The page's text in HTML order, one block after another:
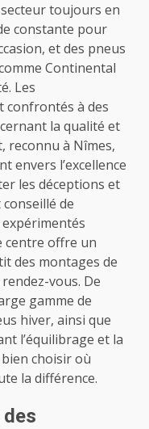
toujours en
constante pour
et des pneus
Continental
Les
confrontés à des
la qualité et
reconnu à Nîmes,
envers l’excellence
les déceptions et
de
centre offre un
des montages de
vous. De
gamme de
hiver, ainsi que
l’équilibrage et la
choisir où
la différence.